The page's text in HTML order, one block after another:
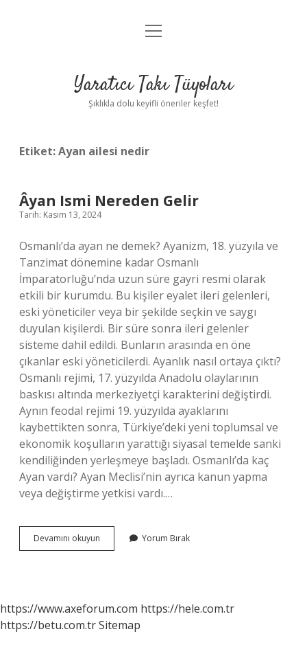
Anasayfa
Yasal Uyarı
menüyü
Yaratıcı Takı Tüyoları
Şıklıkla dolu keyifli öneriler keşfet!
Etiket:Ayan ailesi nedir
Âyan Ismi Nereden Gelir
Tarih: Kasım 13, 2024
Osmanlı’da ayan ne demek? Ayanizm, 18. yüzyıla ve
Tanzimat dönemine kadar Osmanlı
İmparatorluğu’nda uzun süre gayri resmi olarak
etkili bir kurumdu. Bu kişiler eyalet ileri gelenleri,
eski yöneticiler veya bir şekilde seçkin ve saygı
duyulan kişilerdi. Bir süre sonra ileri gelenler
sisteme dahil edildi. Bunların arasında en öne
çıkanlar eski yöneticilerdi. Ayanlık nasıl ortaya çıktı?
Osmanlı rejimi, 17. yüzyılda Anadolu olaylarının
baskısı altında merkeziyetçi karakterini değiştirdi.
Aynın feodal rejimi 19. yüzyılda ayaklarını
kaybettikten sonra, Türkiye’deki yeni toplumsal ve
ekonomik koşulların yarattığı siyasal temelde sanki
kendiliğinden yerleşmeye başladı. Osmanlı’da kaç
Ayan vardı? Ayan Meclisi’nin ayrıca kanun yapma
veya değiştirme yetkisi vardı.…
Devamını okuyun
Ismi
Yorum Bırak
https://www.axeforum.com https://hele.com.tr
https://betu.com.trSitemap